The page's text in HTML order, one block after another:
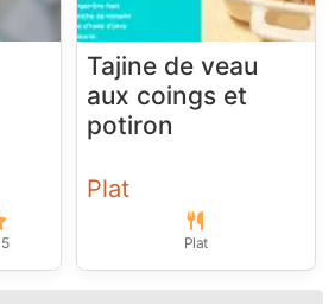
Tajine de veau
aux coings et
potiron
Plat
Plat